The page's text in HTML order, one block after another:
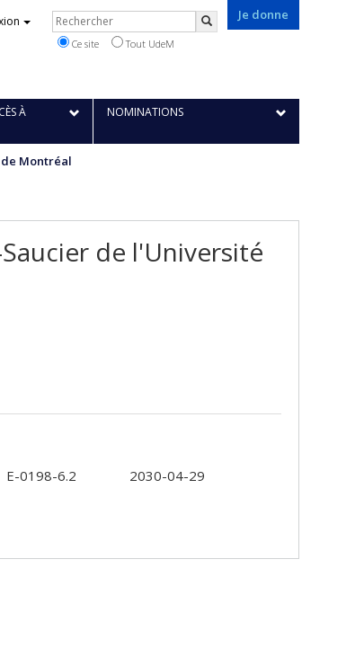
Je donne
Rechercher
Ce site Tout UdeM
À NOMINATIONS
Montréal
de l'Université
E-0198-6.2
2030-04-29